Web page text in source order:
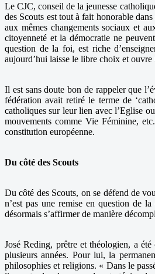
Le CJC, conseil de la jeunesse
des Scouts est tout à fait honorable
aux mêmes changements sociaux et
citoyenneté et la démocratie ne
question de la foi, est riche
aujourd’hui laisse le libre choix et ouvre
Il est sans doute bon de rappeler que
fédération avait retiré le terme de
catholiques sur leur lien avec l’Eglise
mouvements comme Vie Féminine,
constitution européenne.
Du côté des Scouts
Du côté des Scouts, on se défend de
n’est pas une remise en question de
désormais s’affirmer de manière
José Reding, prêtre et théologien, a
plusieurs années. Pour lui, la
philosophies et religions. « Dans le